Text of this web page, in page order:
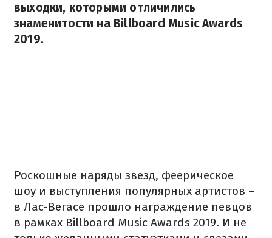
выходки, которыми отличились
знаменитости на Billboard Music Awards
2019.
Роскошные наряды звезд, феерическое
шоу и выступления популярных артистов –
в Лас-Вегасе прошло награждение певцов
в рамках Billboard Music Awards 2019. И не